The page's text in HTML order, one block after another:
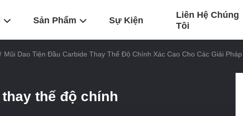
Sản Phẩm Sự Kiện
Liên Hệ Chúng
Tôi
/ Mũi Dao Tiện Đầu Carbide Thay Thế Độ Chính Xác Cao Cho Các Giải
thế độ chính